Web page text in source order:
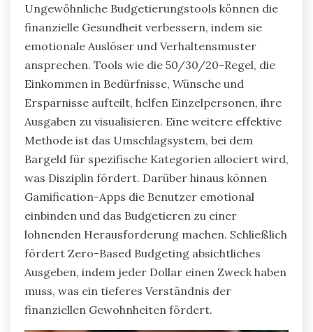
Ungewöhnliche Budgetierungstools können die
finanzielle Gesundheit verbessern, indem sie
emotionale Auslöser und Verhaltensmuster
ansprechen. Tools wie die 50/30/20-Regel, die
Einkommen in Bedürfnisse, Wünsche und
Ersparnisse aufteilt, helfen Einzelpersonen, ihre
Ausgaben zu visualisieren. Eine weitere effektive
Methode ist das Umschlagsystem, bei dem
Bargeld für spezifische Kategorien allociert wird,
was Disziplin fördert. Darüber hinaus können
Gamification-Apps die Benutzer emotional
einbinden und das Budgetieren zu einer
lohnenden Herausforderung machen. Schließlich
fördert Zero-Based Budgeting absichtliches
Ausgeben, indem jeder Dollar einen Zweck haben
muss, was ein tieferes Verständnis der
finanziellen Gewohnheiten fördert.